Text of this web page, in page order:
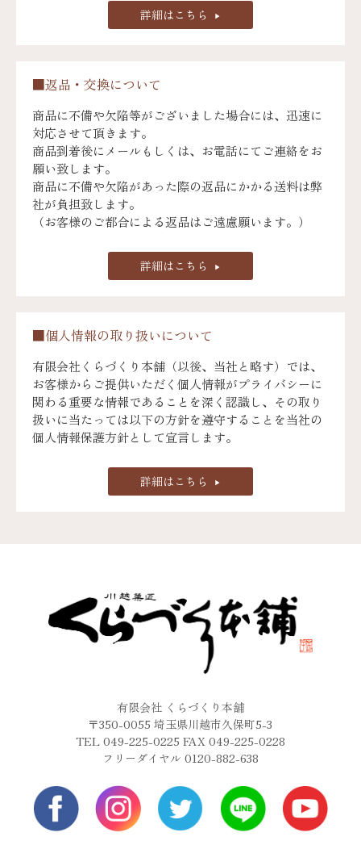
詳細はこちら
■返品・交換について
商品に不備や欠陥等がございました場合には、迅速に
対応させて頂きます。
商品到着後にメールもしくは、お電話にてご連絡をお
願い致します。
商品に不備や欠陥があった際の返品にかかる送料は弊
社が負担致します。
（お客様のご都合による返品はご遠慮願います。）
詳細はこちら
■個人情報の取り扱いについて
有限会社くらづくり本舗（以後、当社と略す）では、
お客様からご提供いただく個人情報がプライバシーに
関わる重要な情報であることを深く認識し、その取り
扱いに当たっては以下の方針を遵守することを当社の
個人情報保護方針として宣言します。
詳細はこちら
有限会社 くらづくり本舗
〒350-0055 埼玉県川越市久保町5-3
TEL 049-225-0225 FAX 049-225-0228
フリーダイヤル 0120-882-638